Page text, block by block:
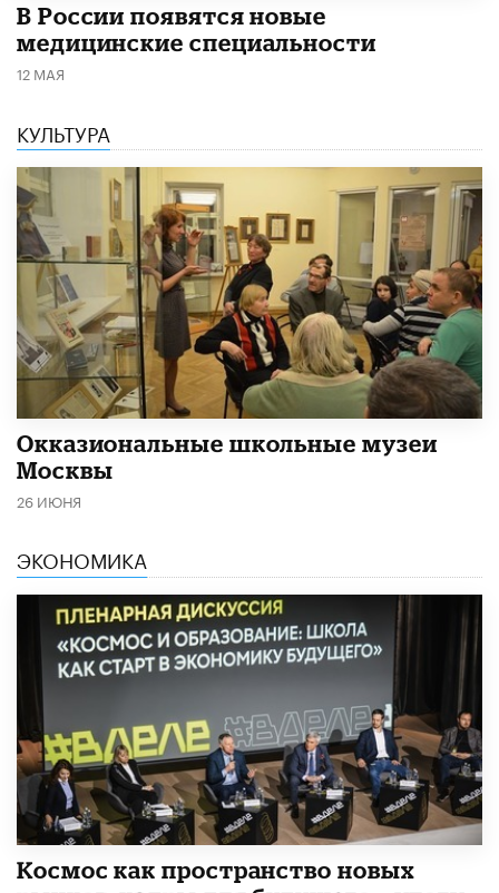
В России появятся новые
медицинские специальности
12 МАЯ
КУЛЬТУРА
​Окказиональные школьные музеи
Москвы
26 ИЮНЯ
ЭКОНОМИКА
Космос как пространство новых